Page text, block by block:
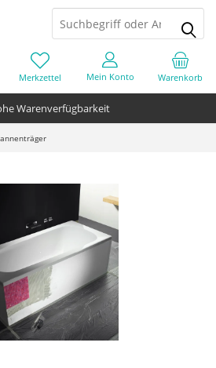
Warenverfügbarkeit
Warenkorb
Merkzettel Mein Konto